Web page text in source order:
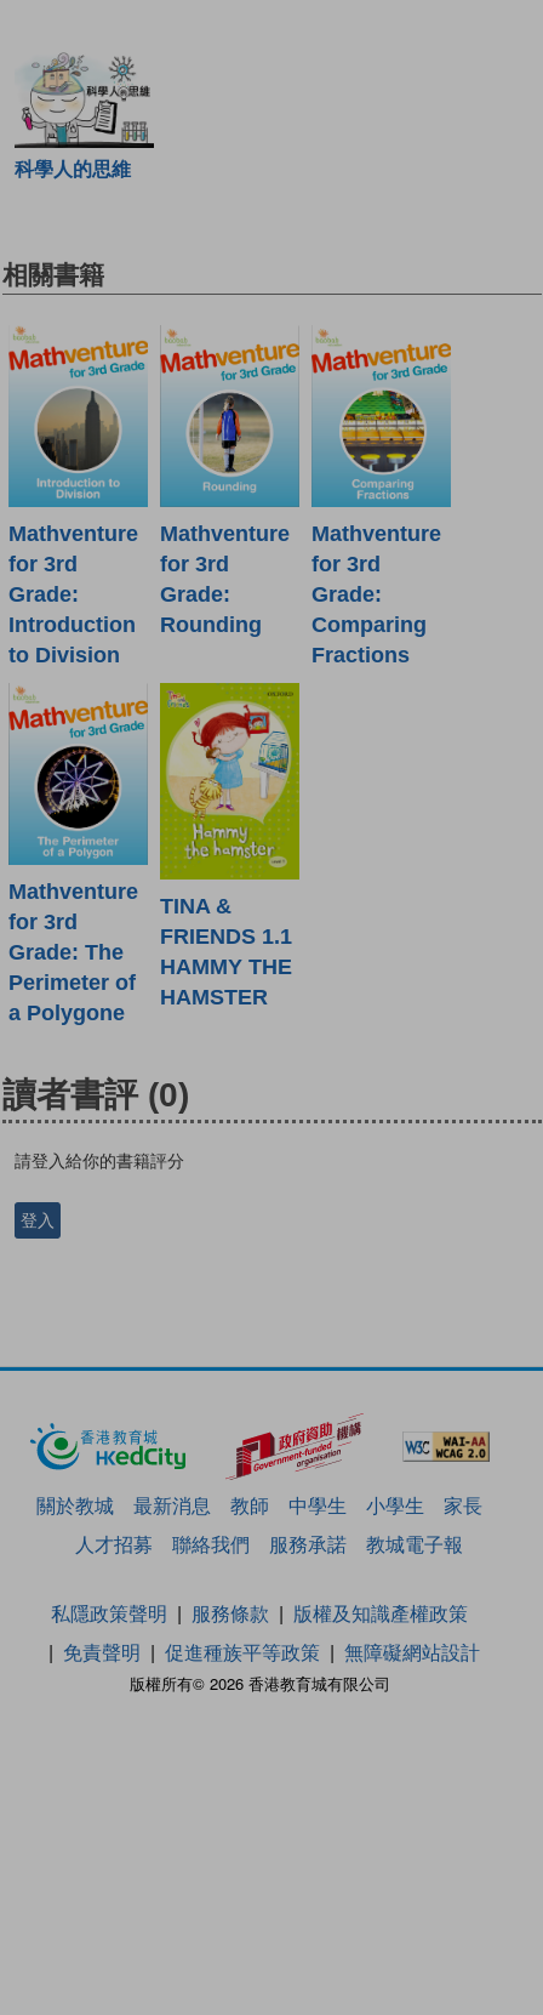
科學人的思維
相關書籍
Mathventure
for 3rd
Grade:
Introduction
to Division
Mathventure
for 3rd
Grade:
Rounding
Mathventure
for 3rd
Grade:
Comparing
Fractions
Mathventure
for 3rd
Grade: The
Perimeter of
a Polygone
TINA &
FRIENDS 1.1
HAMMY THE
HAMSTER
讀者書評 (0)
請登入給你的書籍評分
登入
關於教城 最新消息 教師 中學生 小學生
家長
人才招募
聯絡我們 服務承諾 教城電子報
版權所有© 2026 香港教育城有限公司
私隱政策聲明 服務條款
版權及知識產權政策
免責聲明
促進種族平等政策 無障礙網站設計